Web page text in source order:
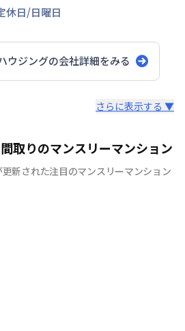
休日/日曜日
ウジングの会社詳細をみる
具・家電・生活用品を90品目以上
越しの際に、普段では見逃しそ
ンスリーマンションは多くのお客
ティマンスリーでは、お客様が快
さらに表示する ▼
取りのマンスリーマンション
新された注目のマンスリーマンション